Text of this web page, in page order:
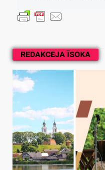
REDAKCEJA ĪSOKA